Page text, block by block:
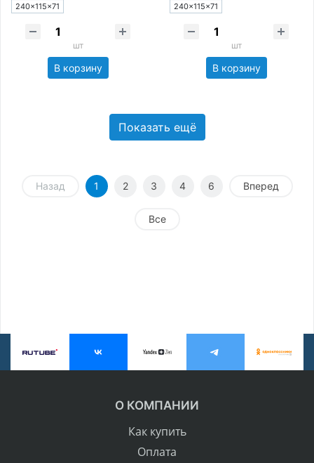
240×115×71
шт
В корзину
240×115×71
шт
В корзину
Показать ещё
Назад 1 2 3 4 6 Вперед
Все
О КОМПАНИИ
Как купить
Оплата